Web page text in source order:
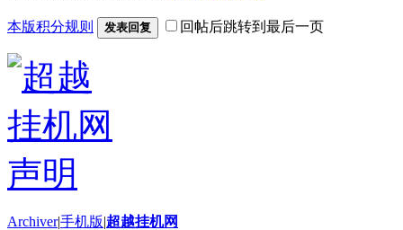
本版积分规则 发表回复 回帖后跳转到最后一页
Archiver|手机版|超越挂机网